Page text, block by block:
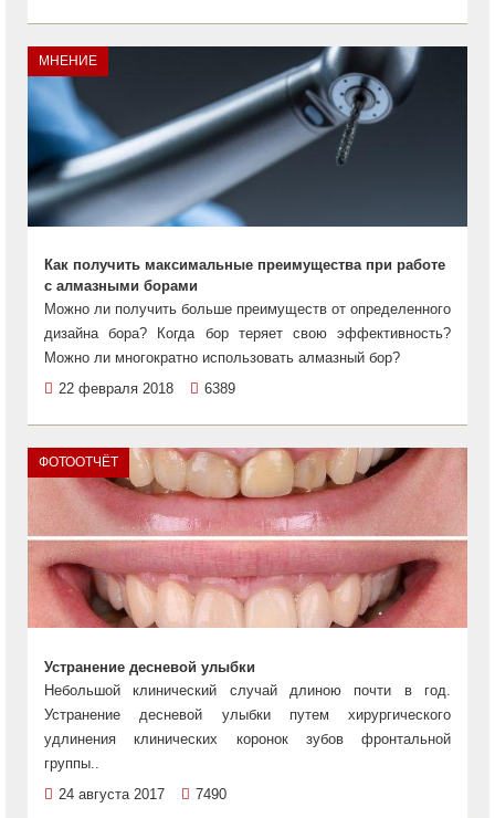
МНЕНИЕ
Как получить максимальные преимущества при работе
с алмазными борами
Можно ли получить больше преимуществ от определенного
дизайна бора? Когда бор теряет свою эффективность?
Можно ли многократно использовать алмазный бор?
22 февраля 2018
6389
ФОТООТЧЁТ
Устранение десневой улыбки
Небольшой клинический случай длиною почти в год.
Устранение десневой улыбки путем хирургического
удлинения клинических коронок зубов фронтальной
группы..
24 августа 2017
7490